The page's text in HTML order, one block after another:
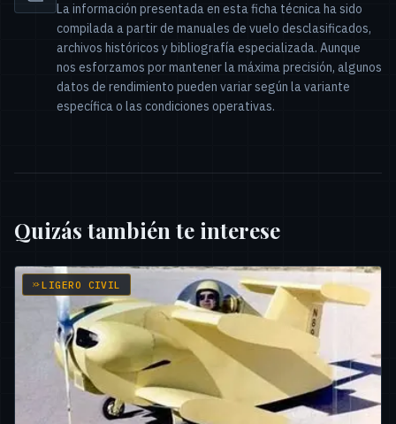
La información presentada en esta ficha técnica ha sido
compilada a partir de manuales de vuelo desclasificados,
archivos históricos y bibliografía especializada. Aunque
nos esforzamos por mantener la máxima precisión, algunos
datos de rendimiento pueden variar según la variante
específica o las condiciones operativas.
Quizás también te interese
LIGERO CIVIL